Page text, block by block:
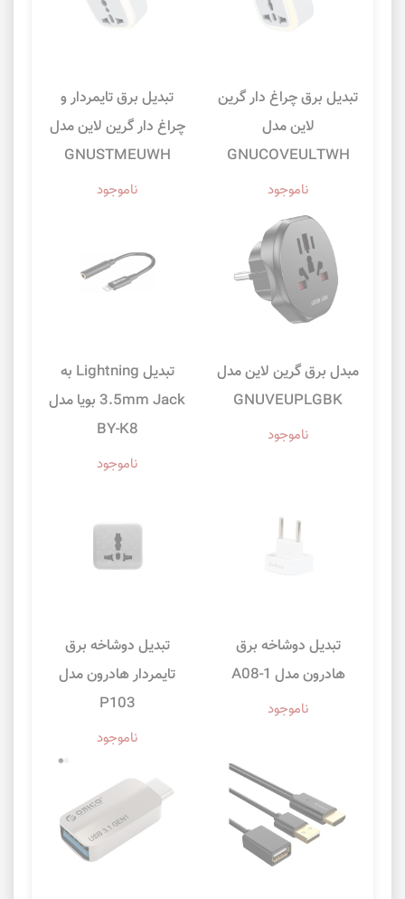
تبدیل برق چراغ دار گرین
لاین مدل
GNUCOVEULTWH
ناموجود
تبدیل برق تایمردار و
چراغ دار گرین لاین مدل
GNUSTMEUWH
ناموجود
مبدل برق گرین لاین مدل
GNUVEUPLGBK
ناموجود
تبدیل ‎Lightning به
3.5mm Jack بویا مدل
BY-K8
ناموجود
تبدیل دوشاخه برق
هادرون مدل A08-1
ناموجود
تبدیل دوشاخه برق
تایمردار هادرون مدل
P103
ناموجود